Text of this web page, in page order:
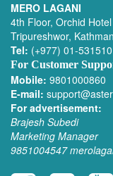
MERO LAGANI
4th Floor, Orchid
Tripureshwor,
Tel: (+977) 01-
For Customer
Mobile: 9801000860
E-mail:
For advertisement:
Brajesh Subedi
Marketing Manager
9851004547